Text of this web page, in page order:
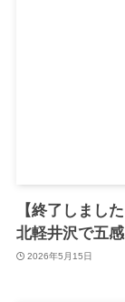
【終了しまし
北軽井沢で五
2026年5月15日